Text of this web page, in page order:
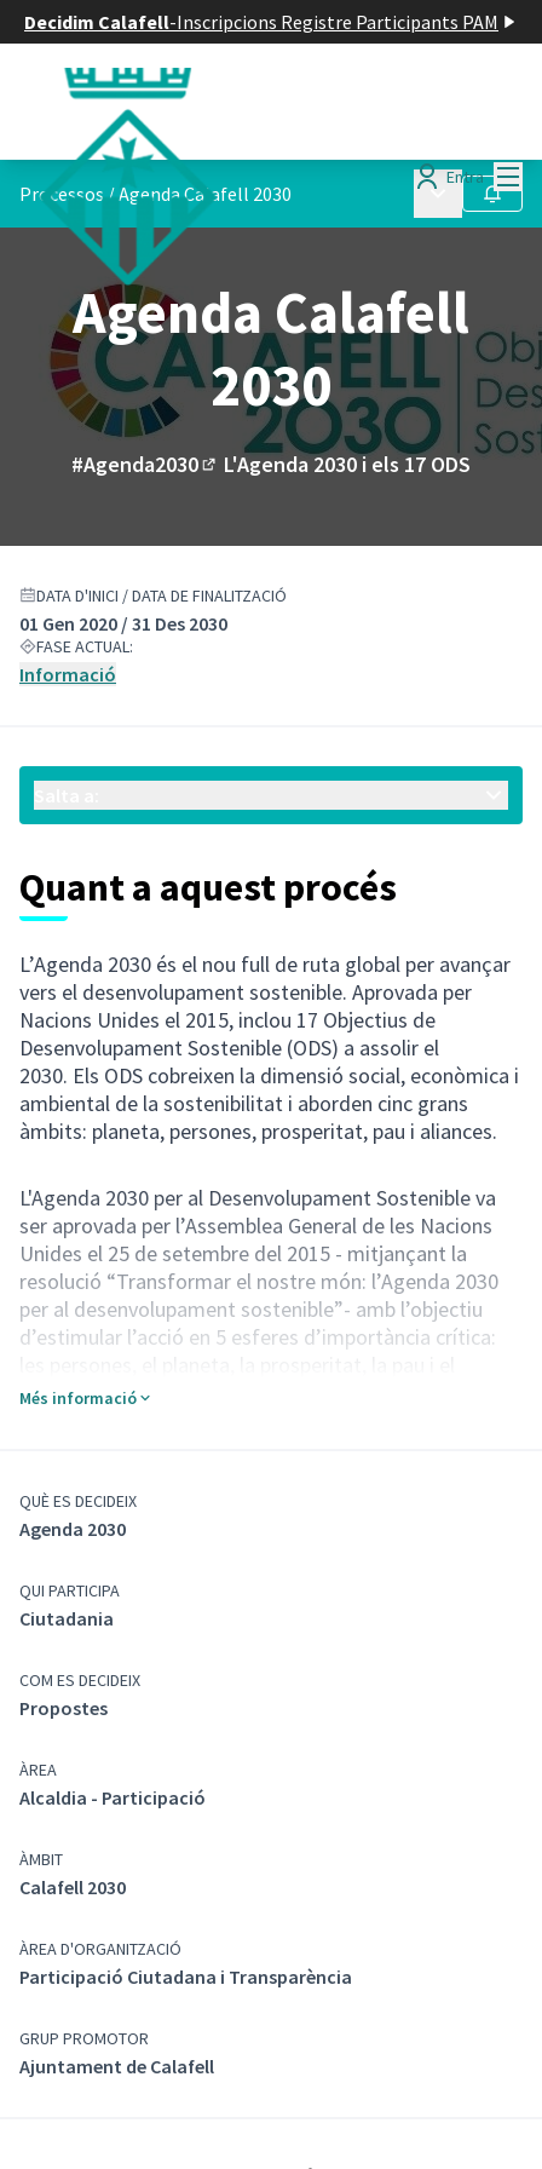
Decidim Calafell-Inscripcions Registre Participants PAM
Entra
Processos /Agenda Calafell 2030 Menú Seguir
Agenda Calafell
2030
#Agenda2030
(Enllaç extern)
L'Agenda 2030 i els 17 ODS
DATA D'INICI / DATA DE FINALITZACIÓ
01 Gen 2020 / 31 Des 2030
FASE ACTUAL:
Informació
Quant a aquest procés
L’Agenda 2030 és el nou full de ruta global per avançar
vers el desenvolupament sostenible. Aprovada per
Nacions Unides el 2015, inclou 17 Objectius de
Desenvolupament Sostenible (ODS) a assolir el
2030. Els ODS cobreixen la dimensió social, econòmica i
ambiental de la sostenibilitat i aborden cinc grans
àmbits: planeta, persones, prosperitat, pau i aliances.
L'Agenda 2030 per al Desenvolupament Sostenible va
ser aprovada per l’Assemblea General de les Nacions
Unides el 25 de setembre del 2015 - mitjançant la
resolució “Transformar el nostre món: l’Agenda 2030
per al desenvolupament sostenible”- amb l’objectiu
d’estimular l’acció en 5 esferes d’importància crítica:
partenariat.
L'Agenda conté 17 Objectius per al Desenvolupament
Sostenible (ODS) i 169 fites associades a assolir en
El Pla d'Acció Municipal, PAM, 2023-2027
part dels objectius de l'Agenda Calafell 2030.
Procès participatiu Calafell 2030
Agenda Calafell 2030
Smartminds Calafell 2030
Acta Consell Ciutadà PAM 2023-2037
Acta Consell Ciutadà Agenda 2030
Agenda Urbana Calafell 2030 Versió 2025
Més informació
QUÈ ES DECIDEIX
Agenda 2030
QUI PARTICIPA
Ciutadania
COM ES DECIDEIX
Propostes
ÀREA
Alcaldia - Participació
ÀMBIT
Calafell 2030
ÀREA D'ORGANITZACIÓ
Participació Ciutadana i Transparència
GRUP PROMOTOR
Ajuntament de Calafell